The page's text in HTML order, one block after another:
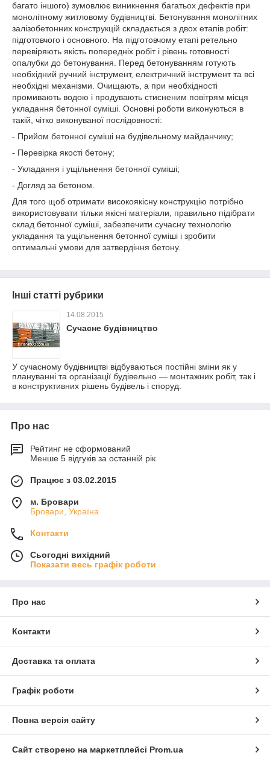
багато іншого) зумовлює виникнення багатьох дефектів при
монолітному житловому будівництві. Бетонування монолітних
залізобетонних конструкцій складається з двох етапів робіт:
підготовчого і основного. На підготовчому етапі ретельно
перевіряють якість попередніх робіт і рівень готовності
опалубки до бетонування. Перед бетонуванням готують
необхідний ручний інструмент, електричний інструмент та всі
необхідні механізми. Очищають, а при необхідності
промивають водою і продувають стисненим повітрям місця
укладання бетонної суміші. Основні роботи виконуються в
такій, чітко виконуваної послідовності:
- Прийом бетонної суміші на будівельному майданчику;
- Перевірка якості бетону;
- Укладання і ущільнення бетонної суміші;
- Догляд за бетоном.
Для того щоб отримати високоякісну конструкцію потрібно
використовувати тільки якісні матеріали, правильно підібрати
склад бетонної суміші, забезпечити сучасну технологію
укладання та ущільнення бетонної суміші і зробити
оптимальні умови для затвердіння бетону.
Інші статті рубрики
14.08.2015
Сучасне будівництво
У сучасному будівництві відбуваються постійні зміни як у
плануванні та організації будівельно ― монтажних робіт, так і
в конструктивних рішень будівель і споруд.
Про нас
Рейтинг не сформований
Менше 5 відгуків за останній рік
Працює з 03.02.2015
м. Бровари
Бровари, Україна
Контакти
Сьогодні вихідний
Показати весь графік роботи
Про нас
Контакти
Доставка та оплата
Графік роботи
Повна версія сайту
Сайт створено на маркетплейсі Prom.ua